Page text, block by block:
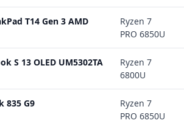
T14 Gen 3 AMD
Ryzen 7
PRO 6850U
S 13 OLED UM5302TA
Ryzen 7
6800U
835 G9
Ryzen 7
PRO 6850U